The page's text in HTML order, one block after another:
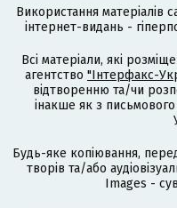
Використання матеріалів
інтернет-видань -
Всі матеріали, які
агентство "Інтерфакс-
відтворенню та/чи
інакше як з
Будь-яке копіювання,
творів та/або
Images -